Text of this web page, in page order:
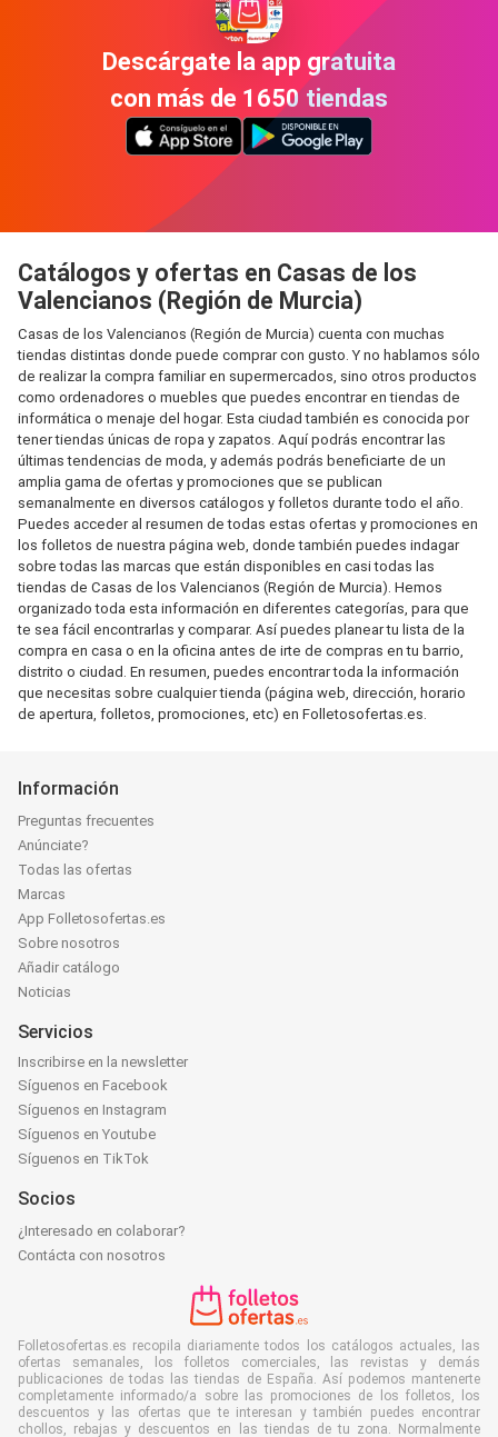
Descárgate la app gratuita
con más de 1650 tiendas
Catálogos y ofertas en Casas de los
Valencianos (Región de Murcia)
Casas de los Valencianos (Región de Murcia) cuenta con muchas
tiendas distintas donde puede comprar con gusto. Y no hablamos sólo
de realizar la compra familiar en supermercados, sino otros productos
como ordenadores o muebles que puedes encontrar en tiendas de
informática o menaje del hogar. Esta ciudad también es conocida por
tener tiendas únicas de ropa y zapatos. Aquí podrás encontrar las
últimas tendencias de moda, y además podrás beneficiarte de un
amplia gama de ofertas y promociones que se publican
semanalmente en diversos catálogos y folletos durante todo el año.
Puedes acceder al resumen de todas estas ofertas y promociones en
los folletos de nuestra página web, donde también puedes indagar
sobre todas las marcas que están disponibles en casi todas las
tiendas de Casas de los Valencianos (Región de Murcia). Hemos
organizado toda esta información en diferentes categorías, para que
te sea fácil encontrarlas y comparar. Así puedes planear tu lista de la
compra en casa o en la oficina antes de irte de compras en tu barrio,
distrito o ciudad. En resumen, puedes encontrar toda la información
que necesitas sobre cualquier tienda (página web, dirección, horario
de apertura, folletos, promociones, etc) en Folletosofertas.es.
Información
Preguntas frecuentes
Anúnciate?
Todas las ofertas
Marcas
App Folletosofertas.es
Sobre nosotros
Añadir catálogo
Noticias
Servicios
Inscribirse en la newsletter
Síguenos en Facebook
Síguenos en Instagram
Síguenos en Youtube
Síguenos en TikTok
Socios
¿Interesado en colaborar?
Contácta con nosotros
Folletosofertas.es recopila diariamente todos los catálogos actuales, las
ofertas semanales, los folletos comerciales, las revistas y demás
publicaciones de todas las tiendas de España. Así podemos mantenerte
completamente informado/a sobre las promociones de los folletos, los
descuentos y las ofertas que te interesan y también puedes encontrar
chollos, rebajas y descuentos en las tiendas de tu zona. Normalmente